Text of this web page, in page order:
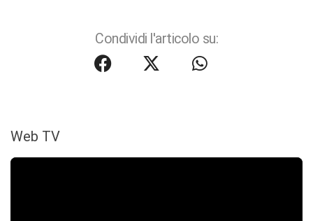
Condividi l'articolo su:
Web TV